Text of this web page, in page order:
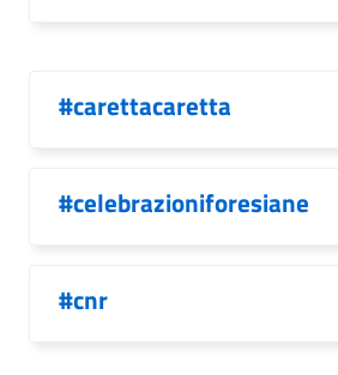
#carettacaretta
#celebrazioniforesiane
#cnr